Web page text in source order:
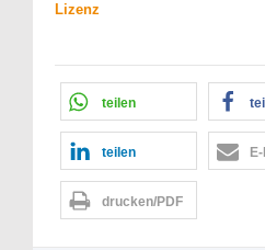
Lizenz
teilen
teilen
drucken/PDF